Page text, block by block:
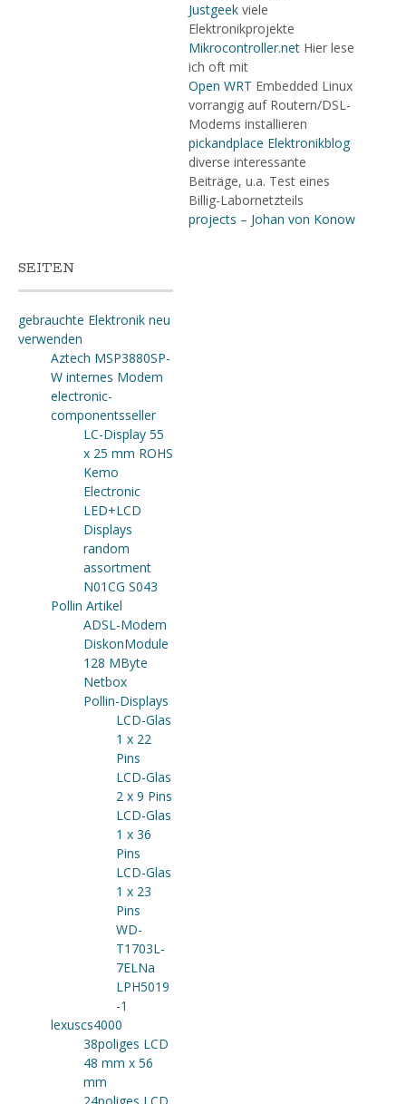
Justgeekviele
Elektronikprojekte
Mikrocontroller.netHier lese
ich oft mit
Open WRT Embedded Linux
vorrangig auf Routern/DSL-
Modems installieren
pickandplace Elektronikblog
diverse interessante
Beiträge, u.a. Test eines
Billig-Labornetzteils
projects – Johan von Konow
SEITEN
gebrauchte Elektronik neu
verwenden
Aztech MSP3880SP-
W internes Modem
electronic-
componentsseller
LC-Display 55
x 25 mm ROHS
Kemo
Electronic
LED+LCD
Displays
random
assortment
N01CG S043
Pollin Artikel
ADSL-Modem
DiskonModule
128 MByte
Netbox
Pollin-Displays
LCD-Glas
1 x 22
Pins
LCD-Glas
2 x 9 Pins
LCD-Glas
1 x 36
Pins
LCD-Glas
1 x 23
Pins
WD-
T1703L-
7ELNa
LPH5019
-1
lexuscs4000
38poliges LCD
48 mm x 56
mm